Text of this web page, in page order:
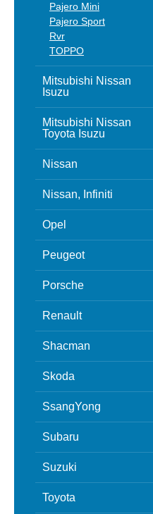
Pajero Mini
Pajero Sport
Rvr
TOPPO
Mitsubishi Nissan
Isuzu
Mitsubishi Nissan
Toyota Isuzu
Nissan
Nissan, Infiniti
Opel
Peugeot
Porsche
Renault
Shacman
Skoda
SsangYong
Subaru
Suzuki
Toyota